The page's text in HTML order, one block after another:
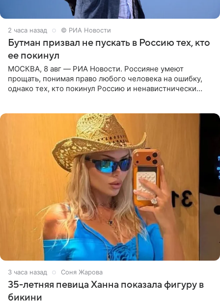
2 часа назад © РИА Новости
Бутман призвал не пускать в Россию тех, кто
ее покинул
МОСКВА, 8 авг — РИА Новости. Россияне умеют
прощать, понимая право любого человека на ошибку,
однако тех, кто покинул Россию и ненавистнически
3 часа назад Соня Жарова
35-летняя певица Ханна показала фигуру в
бикини